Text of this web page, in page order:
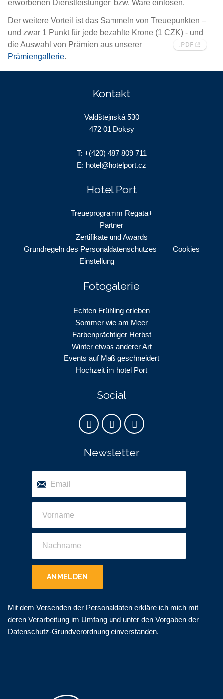
erworbenen Dienstleistungen bzw. Ware einlösen.
Der weitere Vorteil ist das Sammeln von Treuepunkten –
und zwar 1 Punkt für jede bezahlte Krone (1 CZK) - und
die Auswahl von Prämien aus unserer
Prämiengallerie.
Kontakt
Valdštejnská 530
472 01 Doksy
T: +(420) 487 809 711
E: hotel@hotelport.cz
Hotel Port
Treueprogramm Regata+
Partner
Zertifikate und Awards
Grundregeln des Personaldatenschutzes
Cookies
Einstellung
Fotogalerie
Echten Frühling erleben
Sommer wie am Meer
Farbenprächtiger Herbst
Winter etwas anderer Art
Events auf Maß geschneidert
Hochzeit im hotel Port
Social
Newsletter
ANMELDEN
Mit dem Versenden der Personaldaten erkläre ich mich mit
deren Verarbeitung im Umfang und unter den Vorgaben der
Datenschutz-Grundverordnung einverstanden.